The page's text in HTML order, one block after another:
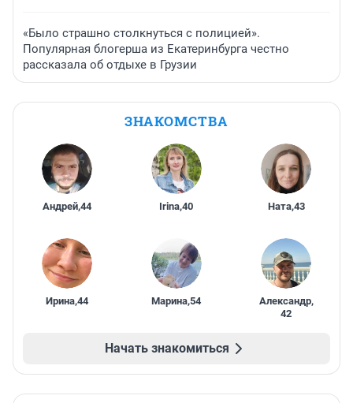
«Было страшно столкнуться с полицией».
Популярная блогерша из Екатеринбурга честно
рассказала об отдыхе в Грузии
ЗНАКОМСТВА
Андрей,44 Irina,40 Ната,43
Ирина,44 Марина,54 Александр,
42
Начать знакомиться